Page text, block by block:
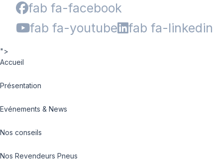
fab fa-facebook
fab fa-youtube
fab fa-linkedin
">
Accueil
Présentation
Evénements & News
Nos conseils
Nos Revendeurs Pneus